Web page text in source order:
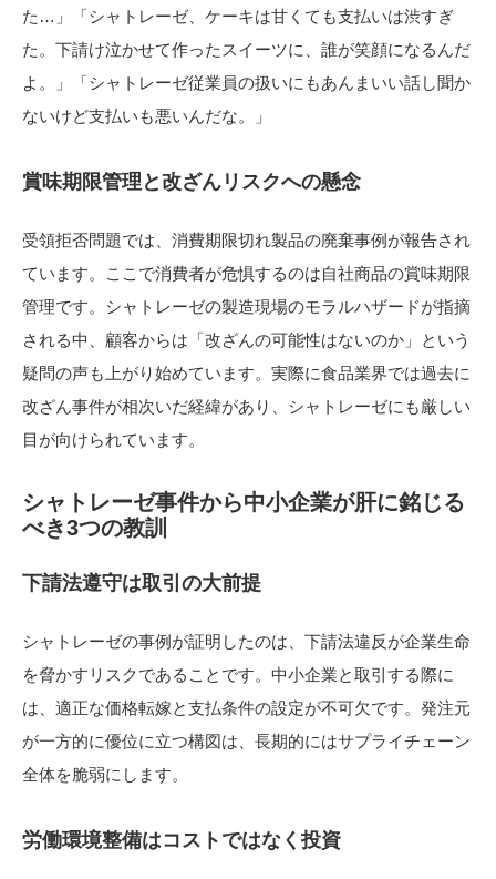
た…」「シャトレーゼ、ケーキは甘くても支払いは渋すぎ
た。下請け泣かせて作ったスイーツに、誰が笑顔になるんだ
よ。」「シャトレーゼ従業員の扱いにもあんまいい話し聞か
ないけど支払いも悪いんだな。」
賞味期限管理と改ざんリスクへの懸念
受領拒否問題では、消費期限切れ製品の廃棄事例が報告され
ています。ここで消費者が危惧するのは自社商品の賞味期限
管理です。シャトレーゼの製造現場のモラルハザードが指摘
される中、顧客からは「改ざんの可能性はないのか」という
疑問の声も上がり始めています。実際に食品業界では過去に
改ざん事件が相次いだ経緯があり、シャトレーゼにも厳しい
目が向けられています。
シャトレーゼ事件から中小企業が肝に銘じる
べき3つの教訓
下請法遵守は取引の大前提
シャトレーゼの事例が証明したのは、下請法違反が企業生命
を脅かすリスクであることです。中小企業と取引する際に
は、適正な価格転嫁と支払条件の設定が不可欠です。発注元
が一方的に優位に立つ構図は、長期的にはサプライチェーン
全体を脆弱にします。
労働環境整備はコストではなく投資